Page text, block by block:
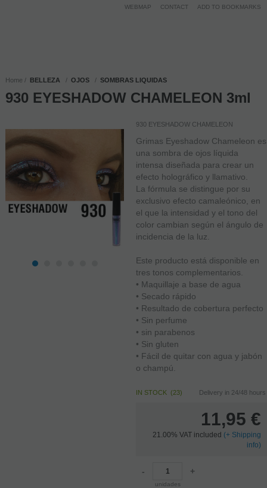
WEBMAP CONTACT ADD TO BOOKMARKS
Home BELLEZA OJOS SOMBRAS LIQUIDAS
930 EYESHADOW CHAMELEON 3ml
930 EYESHADOW CHAMELEON
Grimas Eyeshadow Chameleon es
una sombra de ojos líquida
intensa diseñada para crear un
efecto holográfico y llamativo.
La fórmula se distingue por su
exclusivo efecto camaleónico, en
el que la intensidad y el tono del
color cambian según el ángulo de
incidencia de la luz.
Este producto está disponible en
tres tonos complementarios.
• Maquillaje a base de agua
• Secado rápido
• Resultado de cobertura perfecto
• Sin perfume
• sin parabenos
• Sin gluten
• Fácil de quitar con agua y jabón
o champú.
IN STOCK (23) Delivery in 24/48 hours
11,95 €
21.00% VAT included (+ Shipping
info)
-
unidades
+